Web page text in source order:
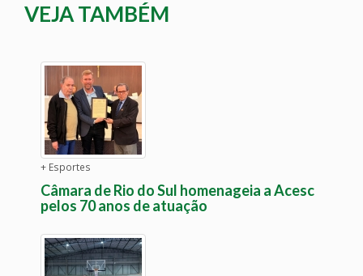
VEJA TAMBÉM
+ Esportes
Câmara de Rio do Sul homenageia a Acesc
pelos 70 anos de atuação